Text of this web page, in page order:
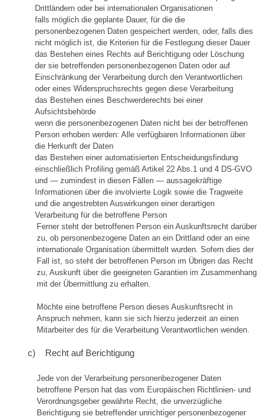
Drittländern oder bei internationalen Organisationen
falls möglich die geplante Dauer, für die die
personenbezogenen Daten gespeichert werden, oder, falls dies
nicht möglich ist, die Kriterien für die Festlegung dieser Dauer
das Bestehen eines Rechts auf Berichtigung oder Löschung
der sie betreffenden personenbezogenen Daten oder auf
Einschränkung der Verarbeitung durch den Verantwortlichen
oder eines Widerspruchsrechts gegen diese Verarbeitung
das Bestehen eines Beschwerderechts bei einer
Aufsichtsbehörde
wenn die personenbezogenen Daten nicht bei der betroffenen
Person erhoben werden: Alle verfügbaren Informationen über
die Herkunft der Daten
das Bestehen einer automatisierten Entscheidungsfindung
einschließlich Profiling gemäß Artikel 22 Abs.1 und 4 DS-GVO
und — zumindest in diesen Fällen — aussagekräftige
Informationen über die involvierte Logik sowie die Tragweite
und die angestrebten Auswirkungen einer derartigen
Verarbeitung für die betroffene Person
Ferner steht der betroffenen Person ein Auskunftsrecht darüber
zu, ob personenbezogene Daten an ein Drittland oder an eine
internationale Organisation übermittelt wurden. Sofern dies der
Fall ist, so steht der betroffenen Person im Übrigen das Recht
zu, Auskunft über die geeigneten Garantien im Zusammenhang
mit der Übermittlung zu erhalten.
Möchte eine betroffene Person dieses Auskunftsrecht in
Anspruch nehmen, kann sie sich hierzu jederzeit an einen
Mitarbeiter des für die Verarbeitung Verantwortlichen wenden.
c) Recht auf Berichtigung
Jede von der Verarbeitung personenbezogener Daten
betroffene Person hat das vom Europäischen Richtlinien- und
Verordnungsgeber gewährte Recht, die unverzügliche
Berichtigung sie betreffender unrichtiger personenbezogener